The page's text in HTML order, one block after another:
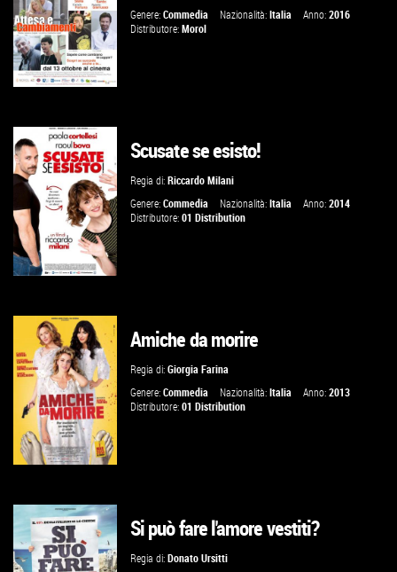
VAI ALLA SCHEDA
GUARDA IL TRAILER
VAI ALLA SCHEDA
Genere:Commedia Nazionalità:Italia Anno:2016
Distributore:Morol
GUARDA IL TRAILER
VAI ALLA SCHEDA
Scusate se esisto!
Regia di:Riccardo Milani
Genere:Commedia Nazionalità:Italia Anno:2014
Distributore:01 Distribution
VAI ALLA SCHEDA
Amiche da morire
Regia di:Giorgia Farina
Genere:Commedia Nazionalità:Italia Anno:2013
Distributore:01 Distribution
Si può fare l'amore vestiti?
Regia di:Donato Ursitti